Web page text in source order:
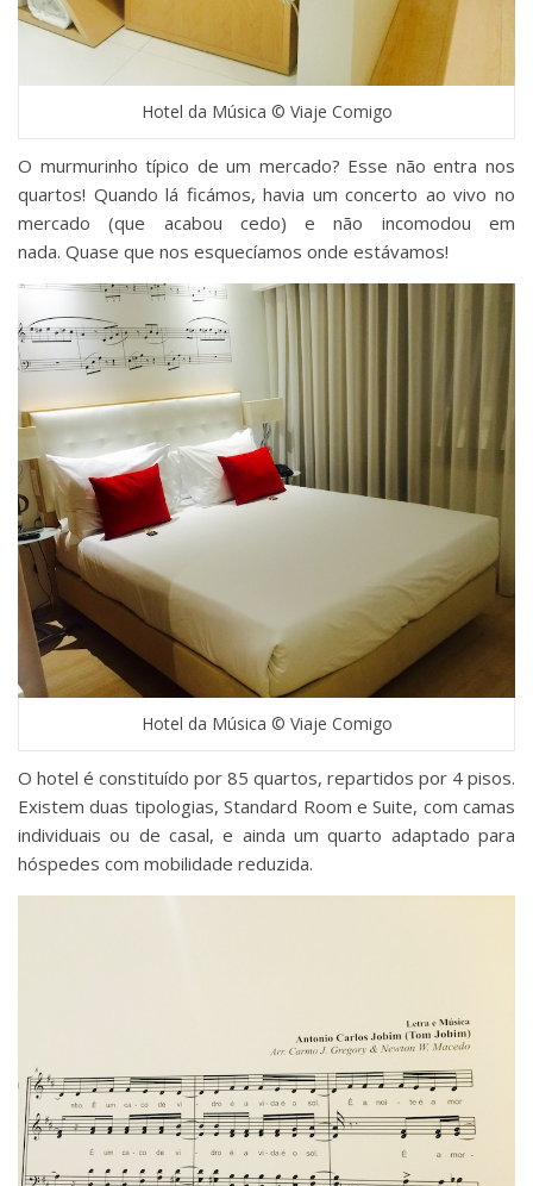
Hotel da Música © Viaje Comigo
O murmurinho típico de um mercado? Esse não entra nos
quartos! Quando lá ficámos, havia um concerto ao vivo no
mercado (que acabou cedo) e não incomodou em
nada. Quase que nos esquecíamos onde estávamos!
Hotel da Música © Viaje Comigo
O hotel é constituído por 85 quartos, repartidos por 4 pisos.
Existem duas tipologias, Standard Room e Suite, com camas
individuais ou de casal, e ainda um quarto adaptado para
hóspedes com mobilidade reduzida.